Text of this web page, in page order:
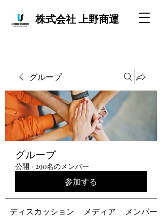
株式会社 上野商運
グループ
グループ
公開 · 290名のメンバー
参加する
ディスカッション メディア メンバー